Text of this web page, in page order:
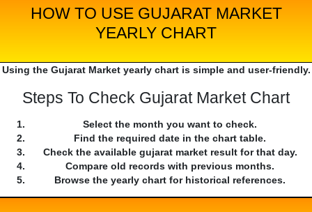
HOW TO USE GUJARAT MARKET
YEARLY CHART
Using the Gujarat Market yearly chart is simple and user-friendly.
Steps To Check Gujarat Market Chart
Select the month you want to check.
Find the required date in the chart table.
Check the available gujarat market result for that day.
Compare old records with previous months.
Browse the yearly chart for historical references.